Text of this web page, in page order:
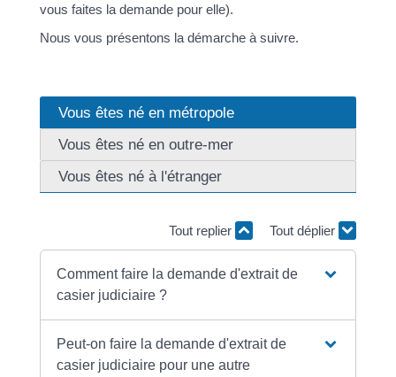
vous faites la demande pour elle).
Nous vous présentons la démarche à suivre.
Vous êtes né en métropole
Vous êtes né en outre-mer
Vous êtes né à l'étranger
Tout replier Tout déplier
Comment faire la demande d'extrait de
casier judiciaire ?
Peut-on faire la demande d'extrait de
casier judiciaire pour une autre